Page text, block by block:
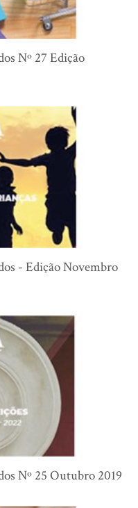
Nº 27 Edição
- Edição Novembro
Nº 25 Outubro 2019